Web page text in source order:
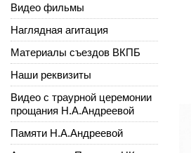
Видео фильмы
Наглядная агитация
Материалы съездов ВКПБ
Наши реквизиты
Видео с траурной церемонии
прощания Н.А.Андреевой
Памяти Н.А.Андреевой